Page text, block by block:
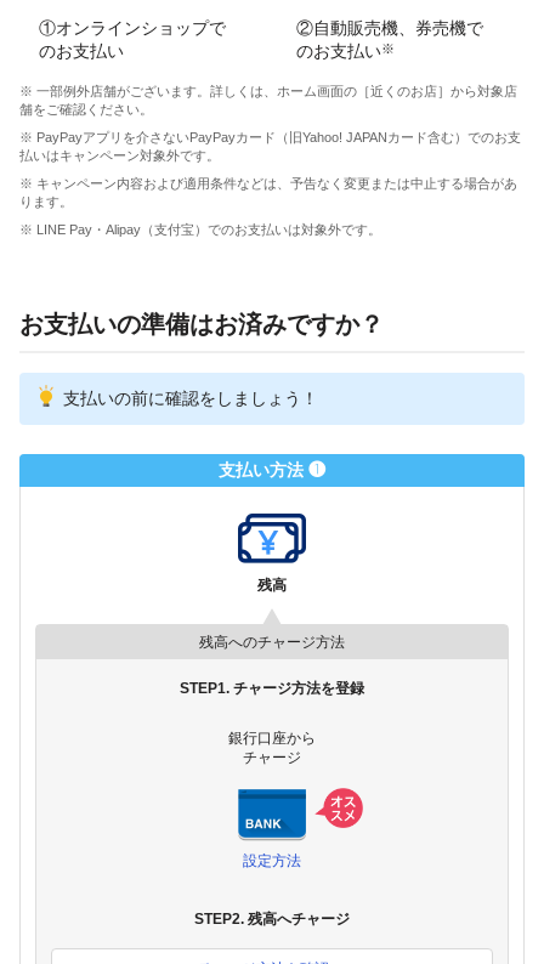
①オンラインショップで
のお支払い
②自動販売機、券売機で
のお支払い※
※ 一部例外店舗がございます。詳しくは、ホーム画面の［近くのお店］から対象店
舗をご確認ください。
※ PayPayアプリを介さないPayPayカード（旧Yahoo! JAPANカード含む）でのお支
払いはキャンペーン対象外です。
※ キャンペーン内容および適用条件などは、予告なく変更または中止する場合があ
ります。
※ LINE Pay・Alipay（支付宝）でのお支払いは対象外です。
お支払いの準備はお済みですか？
支払いの前に確認をしましょう！
支払い方法 ❶
残高
残高へのチャージ方法
STEP1. チャージ方法を登録
銀行口座から
チャージ
設定方法
STEP2. 残高へチャージ